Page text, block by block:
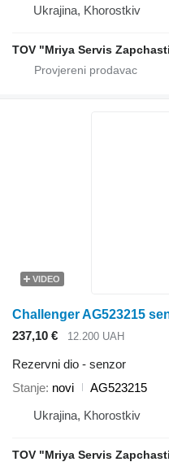
Ukrajina, Khorostkiv
TOV "Mriya Servis
VIDEO
Challenger AG523215
237,10 €
12.200 UAH
Rezervni dio - senzor
Stanje novi
AG523215
Ukrajina, Khorostkiv
TOV "Mriya Servis